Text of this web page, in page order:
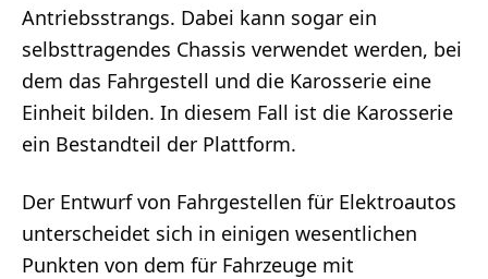
Antriebsstrangs. Dabei kann sogar ein
selbsttragendes Chassis verwendet werden, bei
dem das Fahrgestell und die Karosserie eine
Einheit bilden. In diesem Fall ist die Karosserie
ein Bestandteil der Plattform.
Der Entwurf von Fahrgestellen für Elektroautos
unterscheidet sich in einigen wesentlichen
Punkten von dem für Fahrzeuge mit